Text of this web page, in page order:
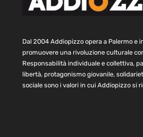
Dal 2004 Addiopizzo opera a Palermo e
promuovere una rivoluzione culturale
Responsabilità individuale e collettiva,
libertà, protagonismo giovanile,
sociale sono i valori in cui Addiopizzo si